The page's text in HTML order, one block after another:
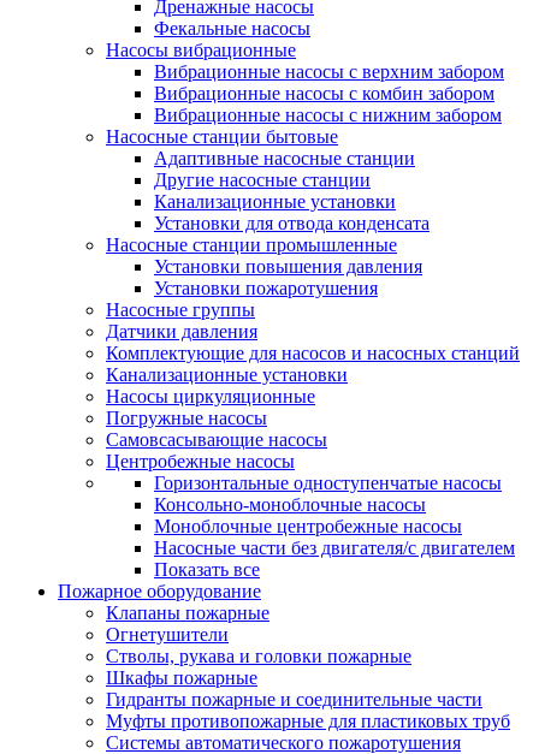
Дренажные насосы
Фекальные насосы
Насосы вибрационные
Вибрационные насосы с верхним забором
Вибрационные насосы с комбин забором
Вибрационные насосы с нижним забором
Насосные станции бытовые
Адаптивные насосные станции
Другие насосные станции
Канализационные установки
Установки для отвода конденсата
Насосные станции промышленные
Установки повышения давления
Установки пожаротушения
Насосные группы
Датчики давления
Комплектующие для насосов и насосных станций
Канализационные установки
Насосы циркуляционные
Погружные насосы
Самовсасывающие насосы
Центробежные насосы
Горизонтальные одноступенчатые насосы
Консольно-моноблочные насосы
Моноблочные центробежные насосы
Насосные части без двигателя/с двигателем
Показать все
Пожарное оборудование
Клапаны пожарные
Огнетушители
Стволы, рукава и головки пожарные
Шкафы пожарные
Гидранты пожарные и соединительные части
Муфты противопожарные для пластиковых труб
Системы автоматического пожаротушения